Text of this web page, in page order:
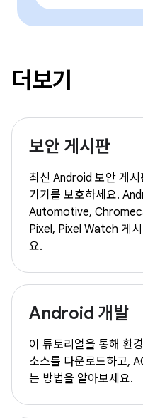
더보기
보안 게시판
최신 Android 보안 게시
기기를 보호하세요.
Automotive,
Pixel, Pixel Watch 게시
요.
Android 개발
이 튜토리얼을 통해 환
소스를 다운로드하고,
는 방법을 알아보세요.